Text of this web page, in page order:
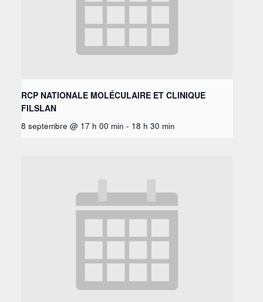
RCP NATIONALE MOLÉCULAIRE ET CLINIQUE
FILSLAN
8 septembre @ 17 h 00 min - 18 h 30 min